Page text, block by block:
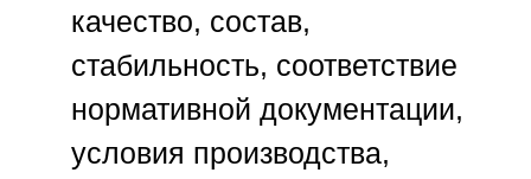
качество, состав,
стабильность, соответствие
нормативной документации,
условия производства,